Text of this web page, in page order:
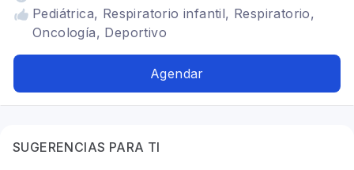
Pediátrica, Respiratorio infantil, Respiratorio,
Oncología, Deportivo
Agendar
SUGERENCIAS PARA TI